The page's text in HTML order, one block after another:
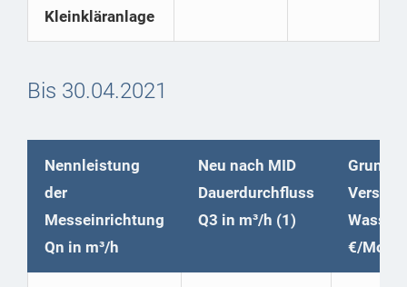
Kleinkläranlage
Bis 30.04.2021
Nennleistung
der
Messeinrichtung
Qn in m³/h
Neu nach MID
Dauerdurchfluss
Q3 in m³/h (1)
Wasser
€/Monat